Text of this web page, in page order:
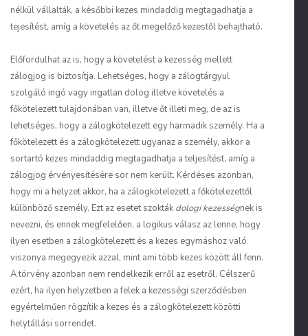
nélkül vállalták, a későbbi kezes mindaddig megtagadhatja a
tejesítést, amíg a követelés az őt megelőző kezestől behajtható.
Előfordulhat az is, hogy a követelést a kezesség mellett
zálogjog is biztosítja. Lehetséges, hogy a zálogtárgyul
szolgáló ingó vagy ingatlan dolog illetve követelés a
főkötelezett tulajdonában van, illetve őt illeti meg, de az is
lehetséges, hogy a zálogkötelezett egy harmadik személy. Ha a
főkötelezett és a zálogkötelezett ugyanaz a személy, akkor a
sortartó kezes mindaddig megtagadhatja a teljesítést, amíg a
zálogjog érvényesítésére sor nem került. Kérdéses azonban,
hogy mi a helyzet akkor, ha a zálogkötelezett a főkötelezettől
különböző személy. Ezt az esetet szokták dologi kezességnek is
nevezni, és ennek megfelelően, a logikus válasz az lenne, hogy
ilyen esetben a zálogkötelezett és a kezes egymáshoz való
viszonya megegyezik azzal, mint ami több kezes között áll fenn.
A törvény azonban nem rendelkezik erről az esetről. Célszerű
ezért, ha ilyen helyzetben a felek a kezességi szerződésben
egyértelműen rögzítik a kezes és a zálogkötelezett közötti
helytállási sorrendet.